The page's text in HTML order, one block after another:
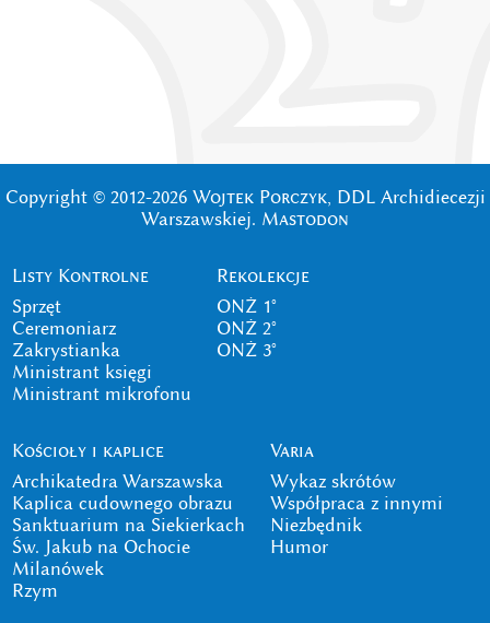
Copyright © 2012-2026 Wojtek Porczyk, DDL Archidiecezji
Warszawskiej. Mastodon
Listy Kontrolne
Sprzęt
Ceremoniarz
Zakrystianka
Ministrant księgi
Ministrant mikrofonu
Rekolekcje
ONŻ 1°
ONŻ 2°
ONŻ 3°
Kościoły i kaplice
Archikatedra Warszawska
Kaplica cudownego obrazu
Sanktuarium na Siekierkach
Św. Jakub na Ochocie
Milanówek
Rzym
Varia
Wykaz skrótów
Współpraca z innymi
Niezbędnik
Humor